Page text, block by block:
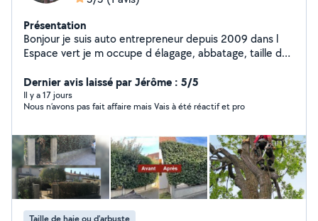
Présentation
Bonjour je suis auto entrepreneur depuis 2009 dans l
Espace vert je m occupe d élagage, abbatage, taille de
...mais aussi la pose de clôture pour vos jardins et tout
cela aux tarifs les moins élevés du secteur garantie
déplacement pour conseilles et devis gratuit alors n
Dernier avis laissé par Jérôme : 5/5
Il y a 17 jours
Nous n’avons pas fait affaire mais Vais à été réactif et pro
Taille de haie ou d'arbuste